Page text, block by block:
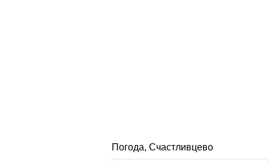
Погода, Счастливцево